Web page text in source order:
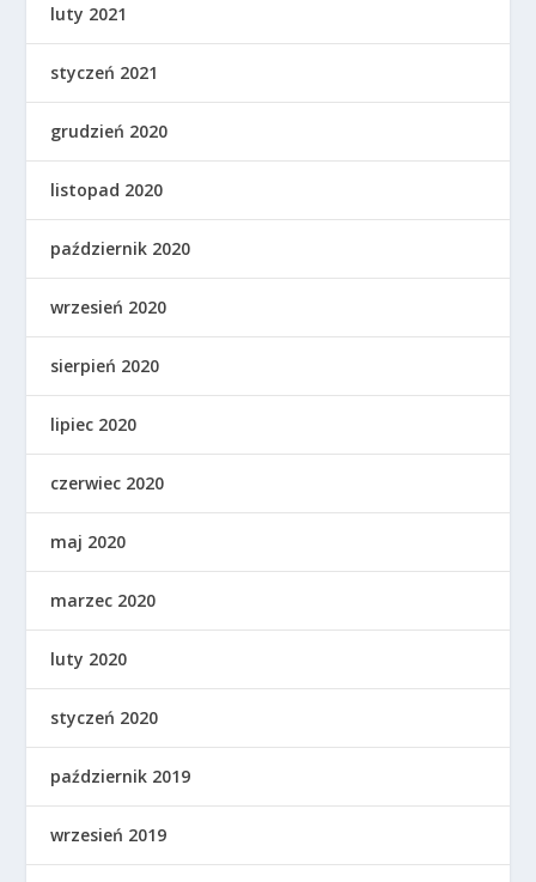
luty 2021
styczeń 2021
grudzień 2020
listopad 2020
październik 2020
wrzesień 2020
sierpień 2020
lipiec 2020
czerwiec 2020
maj 2020
marzec 2020
luty 2020
styczeń 2020
październik 2019
wrzesień 2019